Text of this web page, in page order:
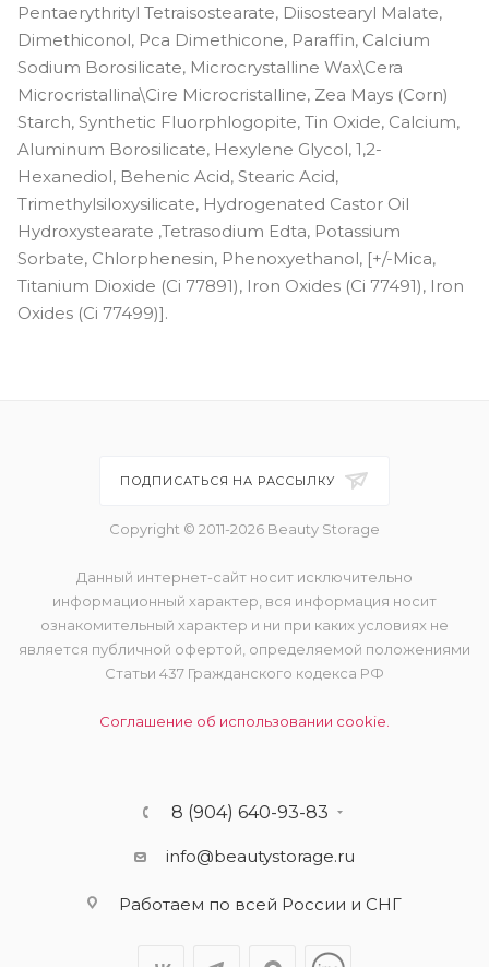
Pentaerythrityl Tetraisostearate, Diisostearyl Malate,
Dimethiconol, Pca Dimethicone, Paraffin, Calcium
Sodium Borosilicate, Microcrystalline Wax\Cera
Microcristallina\Cire Microcristalline, Zea Mays (Corn)
Starch, Synthetic Fluorphlogopite, Tin Oxide, Calcium,
Aluminum Borosilicate, Hexylene Glycol, 1,2-
Hexanediol, Behenic Acid, Stearic Acid,
Trimethylsiloxysilicate, Hydrogenated Castor Oil
Hydroxystearate ,Tetrasodium Edta, Potassium
Sorbate, Chlorphenesin, Phenoxyethanol, [+/-Mica,
Titanium Dioxide (Ci 77891), Iron Oxides (Ci 77491), Iron
Oxides (Ci 77499)].
ПОДПИСАТЬСЯ НА РАССЫЛКУ
Copyright © 2011-2026 Beauty Storage
Данный интернет-сайт носит исключительно
информационный характер, вся информация носит
ознакомительный характер и ни при каких условиях не
является публичной офертой, определяемой положениями
Статьи 437 Гражданского кодекса РФ
Соглашение об использовании cookie.
8 (904) 640-93-83
info@beautystorage.ru
Работаем по всей России и СНГ